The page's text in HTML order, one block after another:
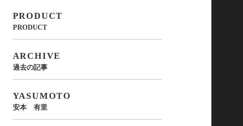
PRODUCT
PRODUCT
ARCHIVE
過去の記事
YASUMOTO
安本 有里